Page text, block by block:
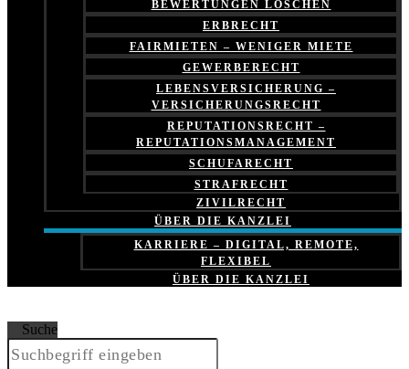
BEWERTUNGEN LÖSCHEN
ERBRECHT
FAIRMIETEN – WENIGER MIETE
GEWERBERECHT
LEBENSVERSICHERUNG –
VERSICHERUNGSRECHT
REPUTATIONSRECHT –
REPUTATIONSMANAGEMENT
SCHUFARECHT
STRAFRECHT
ZIVILRECHT
ÜBER DIE KANZLEI
KARRIERE – DIGITAL, REMOTE,
FLEXIBEL
ÜBER DIE KANZLEI
Suche